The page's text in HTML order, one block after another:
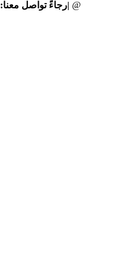
رجاءً تواصل معنا:| @